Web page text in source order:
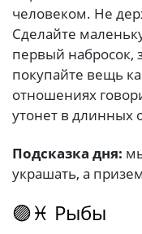
человеком. Не
Сделайте
первый набросок,
покупайте вещь
отношениях
утонет в длинных
Подсказка дня:
украшать, а
🟣♓ Рыбы